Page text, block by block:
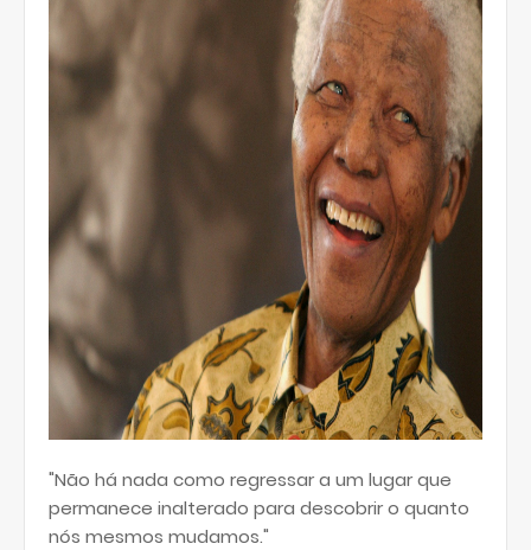
"Não há nada como regressar a um lugar que
permanece inalterado para descobrir o quanto
nós mesmos mudamos."